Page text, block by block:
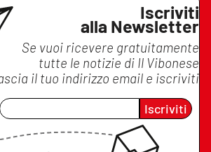
Iscriviti
alla Newsletter
Se vuoi ricevere gratuitamente
tutte le notizie di Il Vibonese
il tuo indirizzo email e iscriviti
Iscriviti